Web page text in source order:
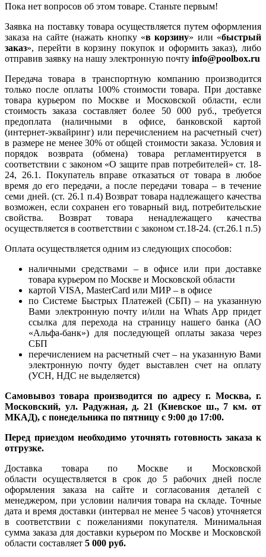
Пока нет вопросов об этом товаре. Станьте первым!
Заявка на поставку товара осуществляется путем оформления
заказа на сайте (нажать кнопку «в корзину» или «быстрый
заказ», перейти в корзину покупок и оформить заказ), либо
отправив заявку на нашу электронную почту info@poolbox.ru
Передача товара в транспортную компанию производится
только после оплаты 100% стоимости товара. При доставке
товара курьером по Москве и Московской области, если
стоимость заказа составляет более 50 000 руб., требуется
предоплата (наличными в офисе, банковской картой
(интернет-эквайринг) или перечислением на расчетный счет)
в размере не менее 30% от общей стоимости заказа. Условия и
порядок возврата (обмена) товара регламентируется в
соответствии с законом «О защите прав потребителей» ст. 18-
24, 26.1. Покупатель вправе отказаться от товара в любое
время до его передачи, а после передачи товара – в течение
семи дней. (ст. 26.1 п.4) Возврат товара надлежащего качества
возможен, если сохранен его товарный вид, потребительские
свойства. Возврат товара ненадлежащего качества
осуществляется в соответствии с законом ст.18-24. (ст.26.1 п.5)
Оплата осуществляется одним из следующих способов:
наличными средствами – в офисе или при доставке
товара курьером по Москве и Московской области
картой VISA, MasterCard или МИР – в офисе
по Системе Быстрых Платежей (СБП) – на указанную
Вами электронную почту и/или на Whats App придет
ссылка для перехода на страницу нашего банка (АО
«Альфа-банк») для последующей оплаты заказа через
СБП
перечислением на расчетный счет – на указанную Вами
электронную почту будет выставлен счет на оплату
(УСН, НДС не выделяется)
Самовывоз товара производится по адресу г. Москва, г.
Московский, ул. Радужная, д. 21 (Киевское ш., 7 км. от
МКАД), с понедельника по пятницу с 9:00 до 17:00.
Перед приездом необходимо уточнять готовность заказа к
отгрузке.
Доставка товара по Москве и Московской
области осуществляется в срок до 5 рабочих дней после
оформления заказа на сайте и согласования деталей с
менеджером, при условии наличия товара на складе. Точные
дата и время доставки (интервал не менее 5 часов) уточняется
в соответствии с пожеланиями покупателя. Минимальная
сумма заказа для доставки курьером по Москве и Московской
области составляет 5 000 руб.